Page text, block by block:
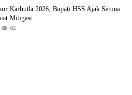
Karhutla 2026, Bupati HSS Ajak Semua
Mitigasi
62